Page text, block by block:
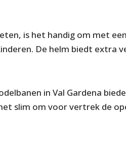
is het handig om met
De helm biedt extra
in Val Gardena
slim om voor vertrek de